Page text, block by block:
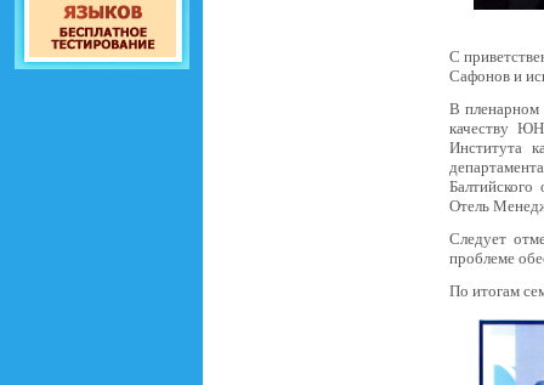
С
Сафонов и
В пленарном
качеству
Института
Отель
Следует
проблеме
По итогам